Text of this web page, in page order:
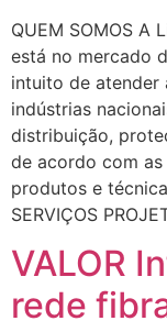
QUEM SOMOS A
está no mercado
intuito de atender
indústrias
distribuição,
de acordo com
produtos e
SERVIÇOS
VALOR
rede